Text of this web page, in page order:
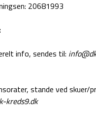
20681993
info, sendes til:
stande ved skuer/
kreds9.dk